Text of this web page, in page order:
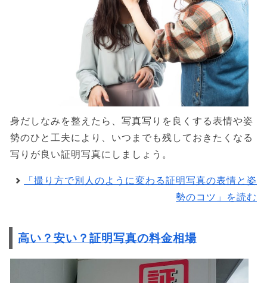
身だしなみを整えたら、写真写りを良くする表情や姿
勢のひと工夫により、いつまでも残しておきたくなる
写りが良い証明写真にしましょう。
「撮り方で別人のように変わる証明写真の表情と姿
勢のコツ」を読む
高い？安い？証明写真の料金相場